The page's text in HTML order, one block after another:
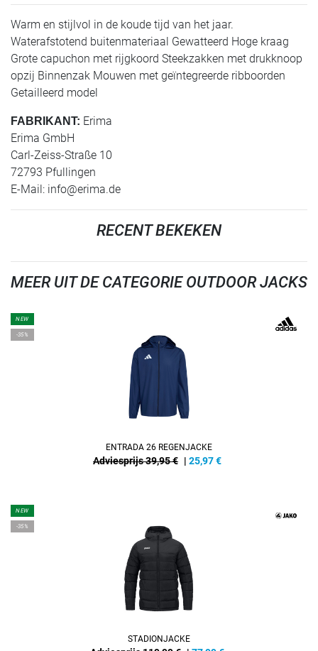
Warm en stijlvol in de koude tijd van het jaar.
Waterafstotend buitenmateriaal Gewatteerd Hoge kraag
Grote capuchon met rijgkoord Steekzakken met drukknoop
opzij Binnenzak Mouwen met geïntegreerde ribboorden
Getailleerd model
FABRIKANT: Erima
Erima GmbH
Carl-Zeiss-Straße 10
72793 Pfullingen
E-Mail: info@erima.de
RECENT BEKEKEN
MEER UIT DE CATEGORIE OUTDOOR JACKS
NEW
-35%
ENTRADA 26 REGENJACKE
Adviesprijs 39,95 € | 25,97€
NEW
-35%
STADIONJACKE